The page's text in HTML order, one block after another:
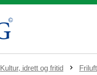
Kultur, idrett og fritid